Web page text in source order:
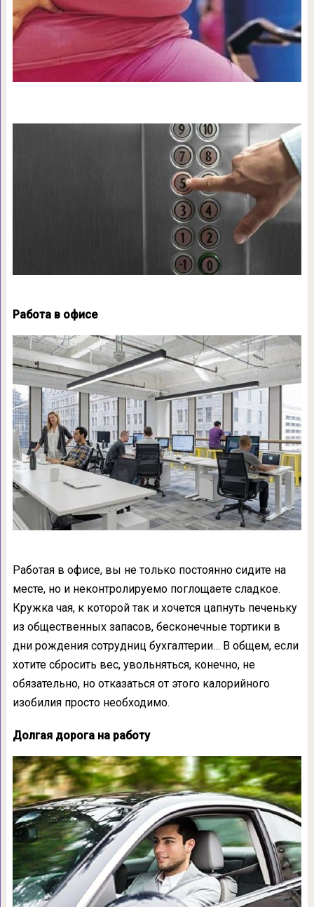
Работа в офисе
Работая в офисе, вы не только постоянно сидите на
месте, но и неконтролируемо поглощаете сладкое.
Кружка чая, к которой так и хочется цапнуть печеньку
из общественных запасов, бесконечные тортики в
дни рождения сотрудниц бухгалтерии… В общем, если
хотите сбросить вес, увольняться, конечно, не
обязательно, но отказаться от этого калорийного
изобилия просто необходимо.
Долгая дорога на работу